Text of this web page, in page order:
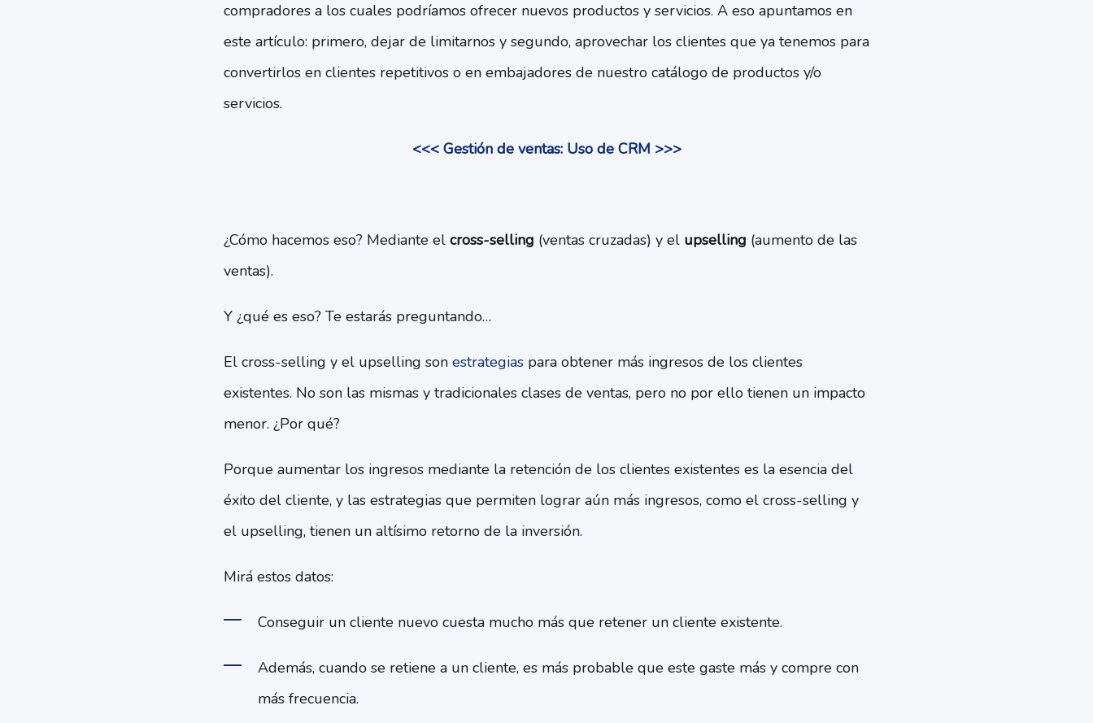
compradores a los cuales podríamos ofrecer nuevos productos y servicios. A eso apuntamos en
este artículo: primero, dejar de limitarnos y segundo, aprovechar los clientes que ya tenemos para
convertirlos en clientes repetitivos o en embajadores de nuestro catálogo de productos y/o
servicios.
<<< Gestión de ventas: Uso de CRM >>>
¿Cómo hacemos eso? Mediante el cross-selling (ventas cruzadas) y el upselling (aumento de las
ventas).
Y ¿qué es eso? Te estarás preguntando…
El cross-selling y el upselling son estrategiaspara obtener más ingresos de los clientes
existentes. No son las mismas y tradicionales clases de ventas, pero no por ello tienen un impacto
menor. ¿Por qué?
Porque aumentar los ingresos mediante la retención de los clientes existentes es la esencia del
éxito del cliente, y las estrategias que permiten lograr aún más ingresos, como el cross-selling y
el upselling, tienen un altísimo retorno de la inversión.
Mirá estos datos:
Conseguir un cliente nuevo cuesta mucho más que retener un cliente existente.
Además, cuando se retiene a un cliente, es más probable que este gaste más y compre con
más frecuencia.